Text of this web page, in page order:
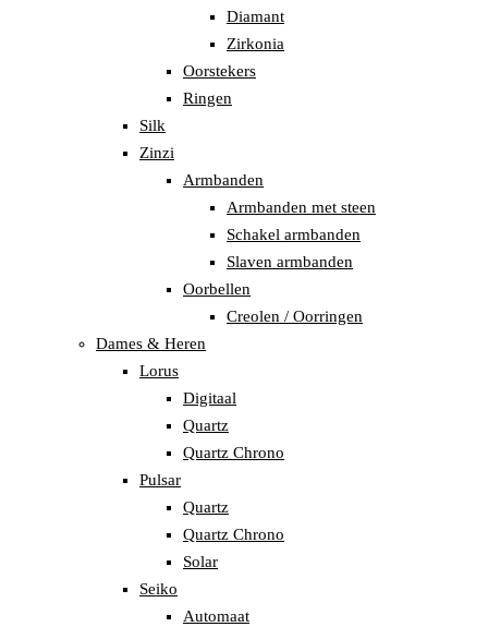
Diamant
Zirkonia
Oorstekers
Ringen
Silk
Zinzi
Armbanden
Armbanden met steen
Schakel armbanden
Slaven armbanden
Oorbellen
Creolen / Oorringen
Dames & Heren
Lorus
Digitaal
Quartz
Quartz Chrono
Pulsar
Quartz
Quartz Chrono
Solar
Seiko
Automaat